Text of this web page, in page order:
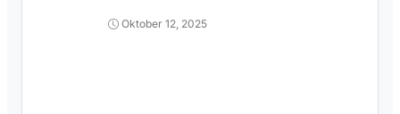
Oktober 12, 2025